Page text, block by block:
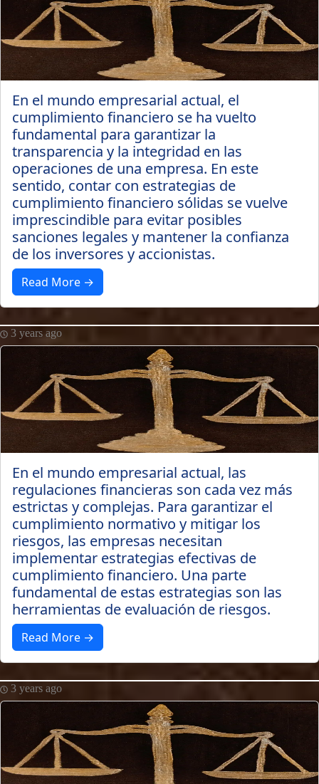
En el mundo empresarial actual, el
cumplimiento financiero se ha vuelto
fundamental para garantizar la
transparencia y la integridad en las
operaciones de una empresa. En este
sentido, contar con estrategias de
cumplimiento financiero sólidas se vuelve
imprescindible para evitar posibles
sanciones legales y mantener la confianza
de los inversores y accionistas.
Read More →
3 years ago
En el mundo empresarial actual, las
regulaciones financieras son cada vez más
estrictas y complejas. Para garantizar el
cumplimiento normativo y mitigar los
riesgos, las empresas necesitan
implementar estrategias efectivas de
cumplimiento financiero. Una parte
fundamental de estas estrategias son las
herramientas de evaluación de riesgos.
Read More →
3 years ago